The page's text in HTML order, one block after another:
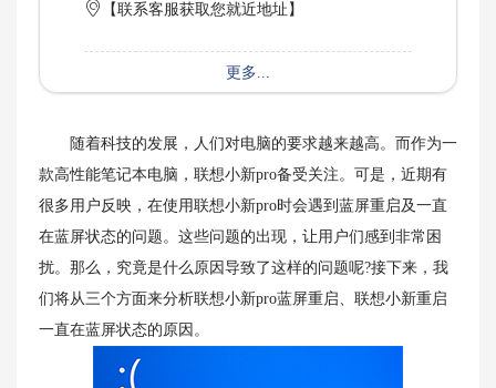
【联系客服获取您就近地址】
更多...
随着科技的发展，人们对电脑的要求越来越高。而作为一
款高性能笔记本电脑，联想小新pro备受关注。可是，近期有
很多用户反映，在使用联想小新pro时会遇到蓝屏重启及一直
在蓝屏状态的问题。这些问题的出现，让用户们感到非常困
扰。那么，究竟是什么原因导致了这样的问题呢?接下来，我
们将从三个方面来分析联想小新pro蓝屏重启、联想小新重启
一直在蓝屏状态的原因。